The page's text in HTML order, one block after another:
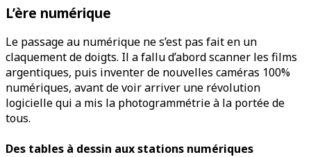
L’ère numérique
Le passage au numérique ne s’est pas fait en un
claquement de doigts. Il a fallu d’abord scanner les films
argentiques, puis inventer de nouvelles caméras 100%
numériques, avant de voir arriver une révolution
logicielle qui a mis la photogrammétrie à la portée de
tous.
Des tables à dessin aux stations numériques